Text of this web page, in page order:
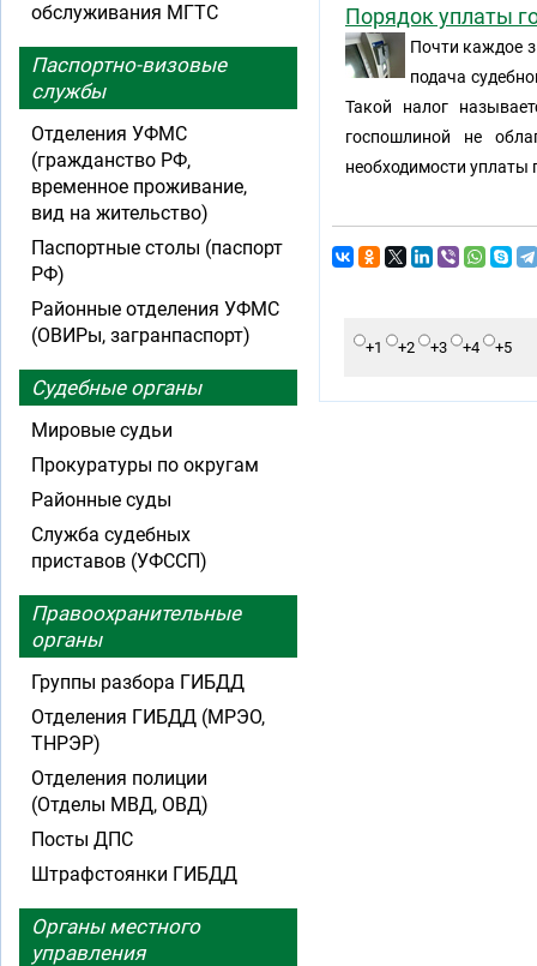
Порядок уплаты
Почти каждое
подача
Такой налог
госпошлиной не
необходимости
+1 +2 +3 +4 +5
обслуживания МГТС
Паспортно-визовые
службы
Отделения УФМС
(гражданство РФ,
временное проживание,
вид на жительство)
Паспортные столы (паспорт
РФ)
Районные отделения УФМС
(ОВИРы, загранпаспорт)
Судебные органы
Мировые судьи
Прокуратуры по округам
Районные суды
Служба судебных
приставов (УФССП)
Правоохранительные
органы
Группы разбора ГИБДД
Отделения ГИБДД (МРЭО,
ТНРЭР)
Отделения полиции
(Отделы МВД, ОВД)
Посты ДПС
Штрафстоянки ГИБДД
Органы местного
управления